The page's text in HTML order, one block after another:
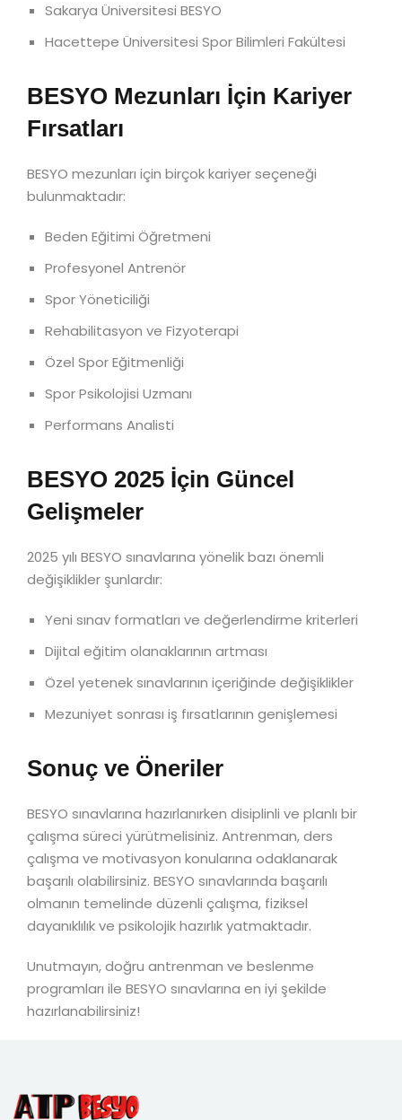
Sakarya Üniversitesi BESYO
Hacettepe Üniversitesi Spor Bilimleri Fakültesi
BESYO Mezunları İçin Kariyer
Fırsatları
BESYO mezunları için birçok kariyer seçeneği
bulunmaktadır:
Beden Eğitimi Öğretmeni
Profesyonel Antrenör
Spor Yöneticiliği
Rehabilitasyon ve Fizyoterapi
Özel Spor Eğitmenliği
Spor Psikolojisi Uzmanı
Performans Analisti
BESYO 2025 İçin Güncel
Gelişmeler
2025 yılı BESYO sınavlarına yönelik bazı önemli
değişiklikler şunlardır:
Yeni sınav formatları ve değerlendirme kriterleri
Dijital eğitim olanaklarının artması
Özel yetenek sınavlarının içeriğinde değişiklikler
Mezuniyet sonrası iş fırsatlarının genişlemesi
Sonuç ve Öneriler
BESYO sınavlarına hazırlanırken disiplinli ve planlı bir
çalışma süreci yürütmelisiniz. Antrenman, ders
çalışma ve motivasyon konularına odaklanarak
başarılı olabilirsiniz. BESYO sınavlarında başarılı
olmanın temelinde düzenli çalışma, fiziksel
dayanıklılık ve psikolojik hazırlık yatmaktadır.
Unutmayın, doğru antrenman ve beslenme
programları ile BESYO sınavlarına en iyi şekilde
hazırlanabilirsiniz!